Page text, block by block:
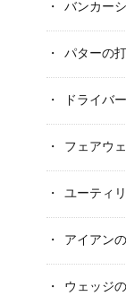
バンカー
パターの
ドライバ
フェアウ
ユーティ
アイアン
ウェッジ